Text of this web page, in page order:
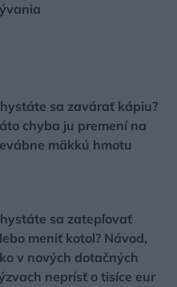
sa zavárať kápiu?
chyba ju premení na
mäkkú hmotu
sa zatepľovať
meniť kotol? Návod,
v nových dotačných
neprísť o tisíce eur